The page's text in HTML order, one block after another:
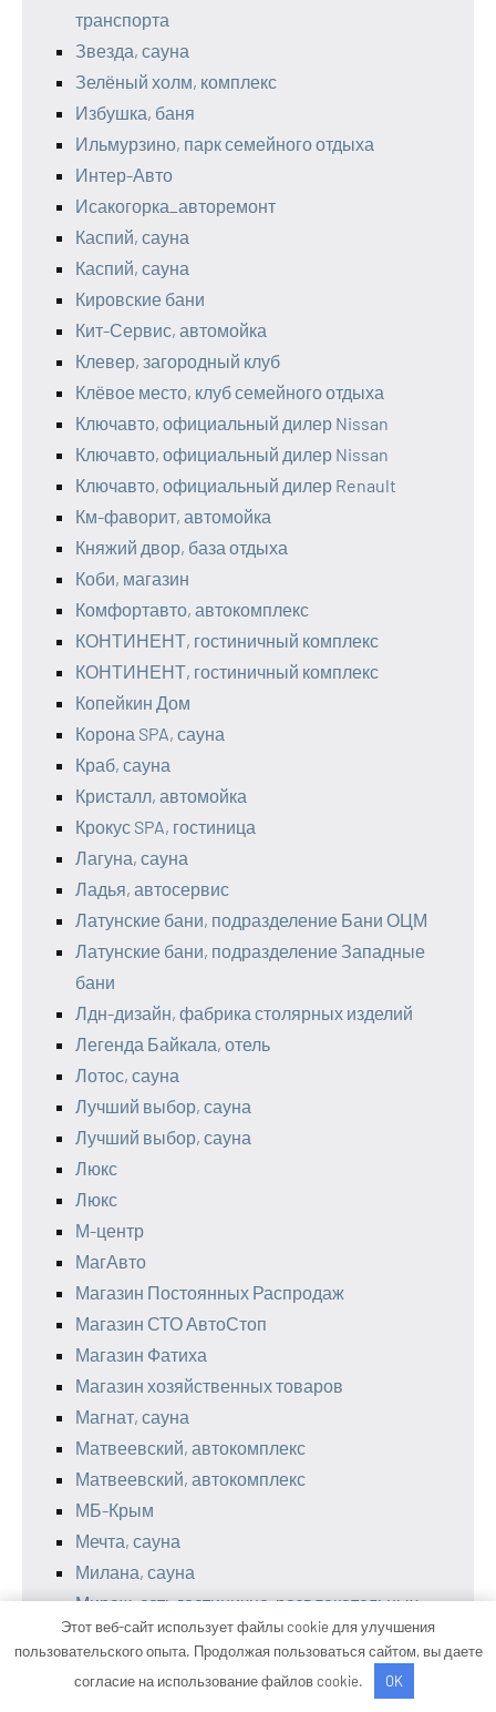
транспорта
Звезда, сауна
Зелёный холм, комплекс
Избушка, баня
Ильмурзино, парк семейного отдыха
Интер-Авто
Исакогорка_авторемонт
Каспий, сауна
Каспий, сауна
Кировские бани
Кит-Сервис, автомойка
Клевер, загородный клуб
Клёвое место, клуб семейного отдыха
Ключавто, официальный дилер Nissan
Ключавто, официальный дилер Nissan
Ключавто, официальный дилер Renault
Км-фаворит, автомойка
Княжий двор, база отдыха
Коби, магазин
Комфортавто, автокомплекс
КОНТИНЕНТ, гостиничный комплекс
КОНТИНЕНТ, гостиничный комплекс
Копейкин Дом
Корона SPA, сауна
Краб, сауна
Кристалл, автомойка
Крокус SPA, гостиница
Лагуна, сауна
Ладья, автосервис
Латунские бани, подразделение Бани ОЦМ
Латунские бани, подразделение Западные
бани
Лдн-дизайн, фабрика столярных изделий
Легенда Байкала, отель
Лотос, сауна
Лучший выбор, сауна
Лучший выбор, сауна
Люкс
Люкс
М-центр
МагАвто
Магазин Постоянных Распродаж
Магазин СТО АвтоСтоп
Магазин Фатиха
Магазин хозяйственных товаров
Магнат, сауна
Матвеевский, автокомплекс
Матвеевский, автокомплекс
МБ-Крым
Мечта, сауна
Милана, сауна
Мираж, сеть гостинично-развлекательных
комплексов
Мирайя, экоцентр
Мичуринский, гостиничный комплекс
Этот веб-сайт использует файлы cookie для улучшения
пользовательского опыта. Продолжая пользоваться сайтом, вы даете
согласие на использование файлов cookie.
OK